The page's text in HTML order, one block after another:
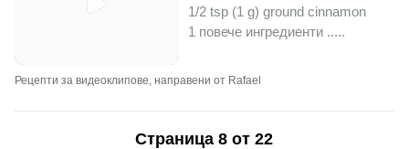
1/2 tsp (1 g) ground cinnamon
1 повече ингредиенти .....
Рецепти за видеоклипове, направени от Rafael
Страница 8 от 22